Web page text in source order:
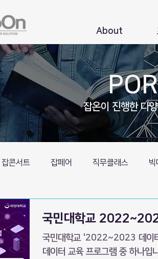
About
잡온이 진행한 다
잡콘서트 잡페어 직무클래스 빅
국민대학교
국민대학교 '2022~2023 데이
데이터 교육 프로그램 중 하나입